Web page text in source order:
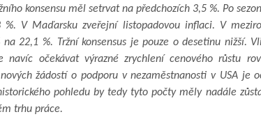
konsensu měl setrvat na předchozích 3,5 %. Po
V Maďarsku zveřejní listopadovou inflaci. V
22,1 %. Tržní konsensus je pouze o desetinu nižší.
očekávat výrazné zrychlení cenového růstu
žádostí o podporu v nezaměstnanosti v USA je
pohledu by tedy tyto počty měly nadále
trhu práce.